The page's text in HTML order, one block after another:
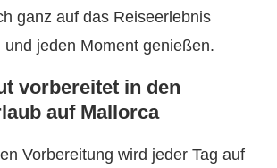
ganz auf das Reiseerlebnis
und jeden Moment genießen.
vorbereitet in den
auf Mallorca
Vorbereitung wird jeder Tag auf